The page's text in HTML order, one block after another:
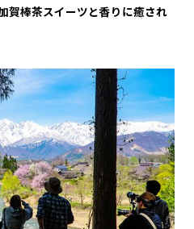
賀棒茶スイーツと香りに癒され